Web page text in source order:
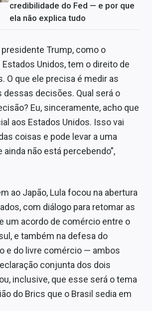
credibilidade do Fed — e por que
ela não explica tudo
presidente Trump, como o
Unidos, tem o direito de
O que ele precisa é medir as
dessas decisões. Qual será o
Eu, sinceramente, acho que
aos Estados Unidos. Isso vai
coisas e pode levar a uma
ainda não está percebendo”,
ao Japão, Lula focou na abertura
com diálogo para retomar as
um acordo de comércio entre o
e também na defesa do
e do livre comércio — ambos
conjunta dos dois
inclusive, que esse será o tema
do Brics que o Brasil sedia em